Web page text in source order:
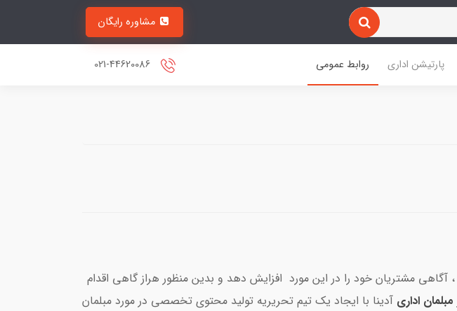
پارتیشن اداری روابط عمومی
، آگاهی مشتریان خود را در این مورد افزایش دهد و بدین منظور هراز گاهی اقدام
مبلمان اداری آدینا با ایجاد یک تیم تحریریه تولید محتوی تخصصی در مورد مبلمان